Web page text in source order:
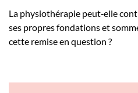
La physiothérapie peut‑elle
ses propres fondations et
cette remise en question ?